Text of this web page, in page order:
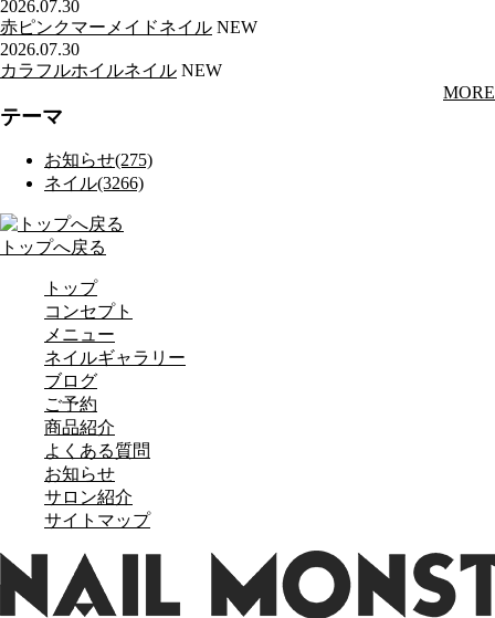
2026.07.30
赤ピンクマーメイドネイル NEW
2026.07.30
カラフルホイルネイル NEW
MORE
テーマ
お知らせ(275)
ネイル(3266)
トップへ戻る
トップ
コンセプト
メニュー
ネイルギャラリー
ブログ
ご予約
商品紹介
よくある質問
お知らせ
サロン紹介
サイトマップ